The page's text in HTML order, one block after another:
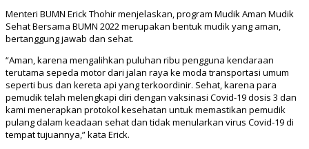
Menteri BUMN Erick Thohir menjelaskan, program Mudik Aman Mudik
Sehat Bersama BUMN 2022 merupakan bentuk mudik yang aman,
bertanggung jawab dan sehat.
“Aman, karena mengalihkan puluhan ribu pengguna kendaraan
terutama sepeda motor dari jalan raya ke moda transportasi umum
seperti bus dan kereta api yang terkoordinir. Sehat, karena para
pemudik telah melengkapi diri dengan vaksinasi Covid-19 dosis 3 dan
kami menerapkan protokol kesehatan untuk memastikan pemudik
pulang dalam keadaan sehat dan tidak menularkan virus Covid-19 di
tempat tujuannya,” kata Erick.